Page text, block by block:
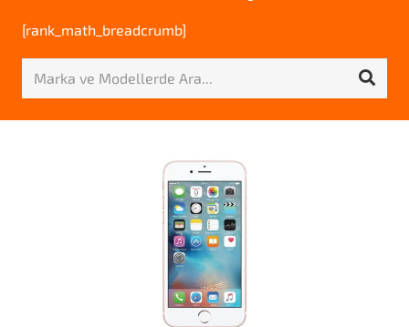
[rank_math_breadcrumb]